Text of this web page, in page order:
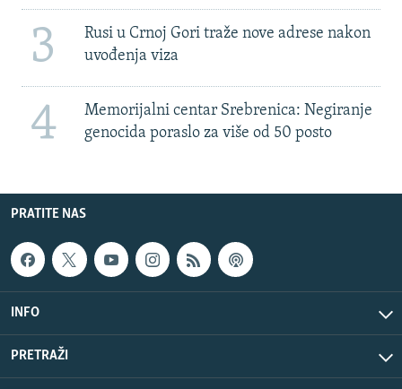
3
Rusi u Crnoj Gori traže nove adrese nakon
uvođenja viza
4
Memorijalni centar Srebrenica: Negiranje
genocida poraslo za više od 50 posto
PRATITE NAS
INFO
PRETRAŽI